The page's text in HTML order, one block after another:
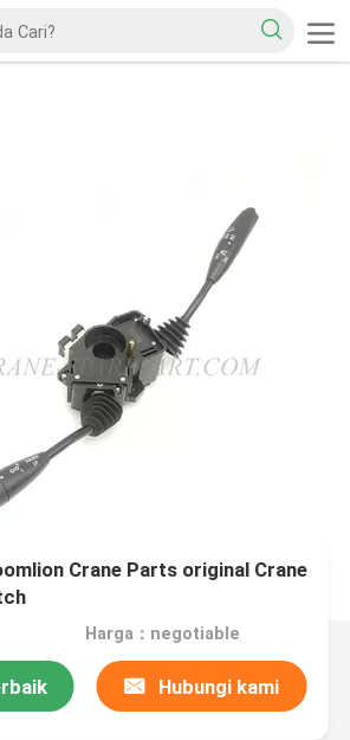
Crane Parts original Crane
Harga：negotiable
Hubungi kami